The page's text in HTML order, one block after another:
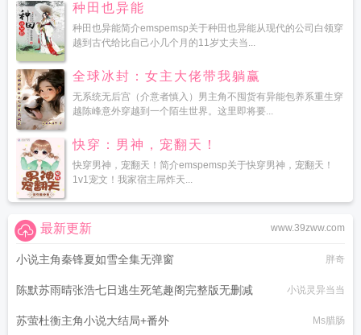
种田也异能
种田也异能简介emspemsp关于种田也异能从现代的公司白领穿
越到古代给比自己小几个月的11岁丈夫当...
全球冰封：女主大佬带我躺赢
无系统无后宫（介意者慎入）男主角不囤货有异能包养系重生穿
越陈峰意外穿越到一个陌生世界。这里即将要...
快穿：男神，宠翻天！
快穿男神，宠翻天！简介emspemsp关于快穿男神，宠翻天！
1v1宠文！我家宿主屌炸天...
www.39zww.com
最新更新
小说主角秦锋夏如雪全集无弹窗 胖奇
陈默苏雨晴张浩七日逃生死笔趣阁完整版无删减 小说灵异当当
苏萤杜衡主角小说大结局+番外 Ms腊肠